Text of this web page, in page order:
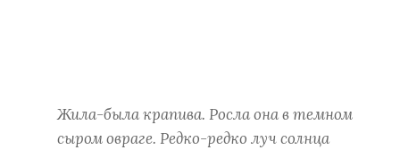
Жила-была крапива. Росла она в темном
сыром овраге. Редко-редко луч солнца